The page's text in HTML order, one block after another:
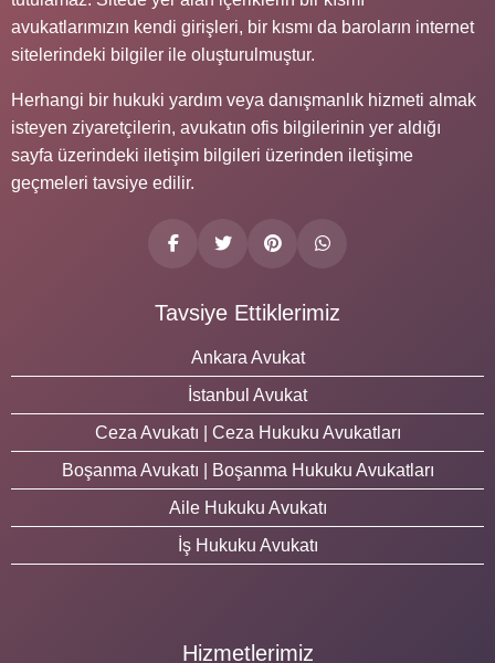
avukatlarımızın kendi girişleri, bir kısmı da baroların internet
sitelerindeki bilgiler ile oluşturulmuştur.
Herhangi bir hukuki yardım veya danışmanlık hizmeti almak
isteyen ziyaretçilerin, avukatın ofis bilgilerinin yer aldığı
sayfa üzerindeki iletişim bilgileri üzerinden iletişime
geçmeleri tavsiye edilir.
Tavsiye Ettiklerimiz
Ankara Avukat
İstanbul Avukat
Ceza Avukatı | Ceza Hukuku Avukatları
Boşanma Avukatı | Boşanma Hukuku Avukatları
Aile Hukuku Avukatı
İş Hukuku Avukatı
Hizmetlerimiz